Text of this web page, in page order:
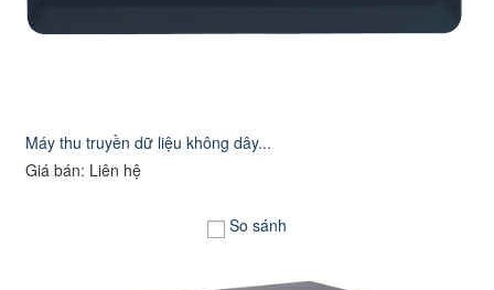
Máy thu truyền dữ liệu không dây...
Giá bán: Liên hệ
So sánh